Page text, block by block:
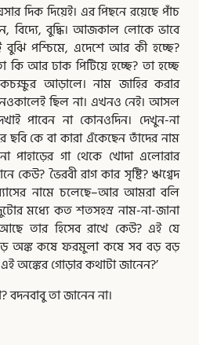
দিক দিয়েই। এর পিছনে রয়েছে পাঁচ
বিদ্যে, বুদ্ধি। আজকাল লোকে ভাবে
বুঝি পশ্চিমে, এদেশে আর কী হচ্ছে?
কি আর ঢাক পিটিয়ে হচ্ছে? তা হচ্ছে
আড়ালে। নাম জাহির করার
ছিল না। এখনও নেই। আসল
পাবেন না কোনওদিন। দেখুন-না
ছবি কে বা কারা এঁকেছেন তাঁদের নাম
পাহাড়ের গা থেকে খোদা এলোরার
কেউ? ভৈরবী রাগ কার সৃষ্টি? ঋগ্বেদ
নামে চলেছে–আর আমরা বলি
মধ্যে কত শতসহস্র নাম-না-জানা
তার হিসেব রাখে কেউ? এই যে
বড় অঙ্ক কষে ফরমুলা কষে সব বড় বড়
অঙ্কের গোড়ার কথাটা জানেন?’
তা জানেন না।